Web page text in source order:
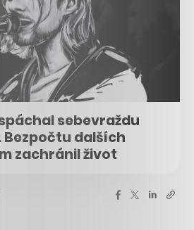
sebevraždu
Bezpočtu dalších
zachránil život